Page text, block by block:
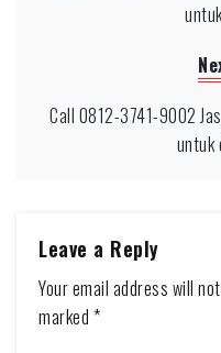
Call 0812-3741-9002
untuk
Leave a Reply
Your email address will
marked *